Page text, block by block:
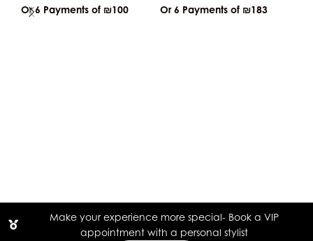
Or 6 Payments of ₪100 Or 6 Payments of ₪183
Make your experience more special- Book a VIP
appointment with a personal stylist